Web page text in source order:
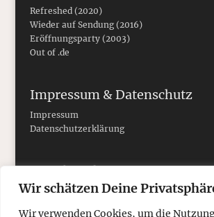
Wir schätzen Deine
Wir verwenden Cookies, um die
Refreshed (2020)
Wieder auf Sendung (2016)
Eröffnungsparty (2003)
Out of .de
Impressum & Datenschutz
Impressum
Datenschutzerklärung
Social Media